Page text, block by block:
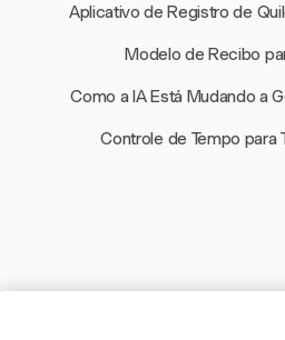
Aplicativo de Registro de
Modelo de Recibo
Como a IA Está Mudando a
Controle de Tempo para